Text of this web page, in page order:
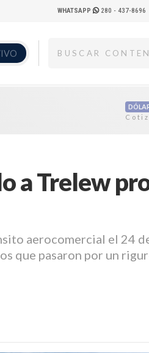
WHATSAPP 280 - 437-8696
a Trelew
aerocomercial el 24
que pasaron por un